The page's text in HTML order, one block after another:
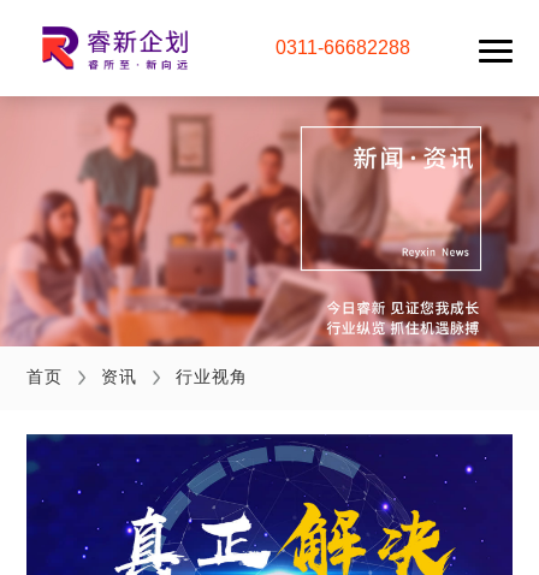
0311-66682288
首页 资讯 行业视角